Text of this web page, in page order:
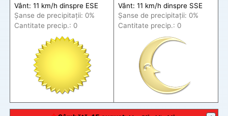
Vânt: 11 km/h dinspre ESE
Șanse de precipitații: 0%
Cantitate precip.: 0
Vânt: 11 km/h dinspre SSE
Șanse de precipitații: 0%
Cantitate precip.: 0